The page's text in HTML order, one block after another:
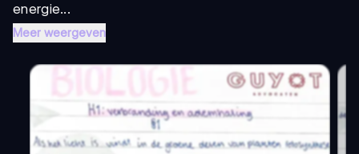
energie...
Meer weergeven